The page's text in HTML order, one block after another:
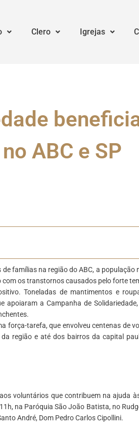
Clero Igrejas
no ABC e SP
famílias na região do ABC, a população
os transtornos causados pelo forte
Toneladas de mantimentos e
apoiaram a Campanha de
força-tarefa, que envolveu centenas de
região e até dos bairros da capital
voluntários que contribuem na ajuda
na Paróquia São João Batista, no
André, Dom Pedro Carlos Cipollini.